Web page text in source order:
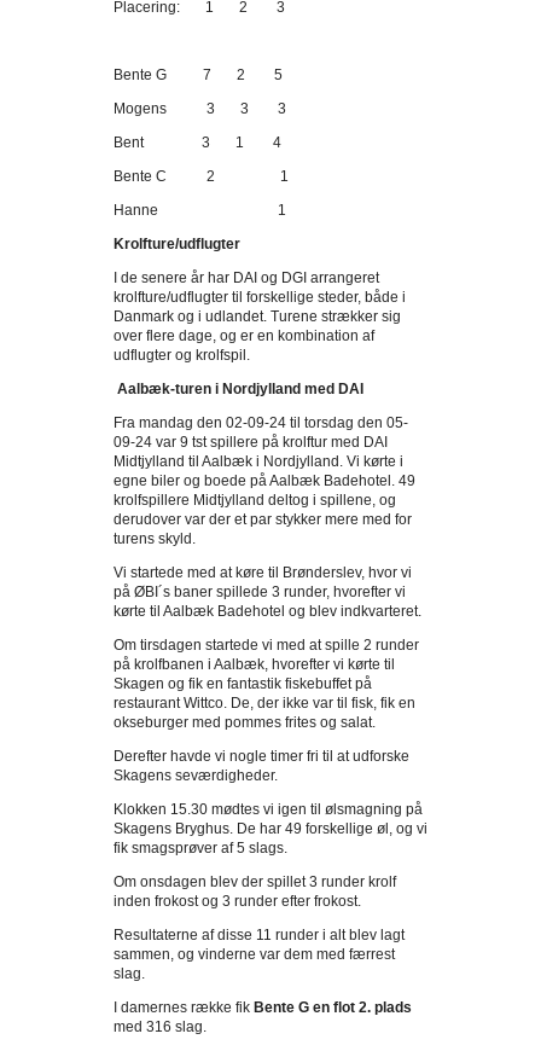
Placering: 1 2 3
Bente G 7 2 5
Mogens 3 3 3
Bent 3 1 4
Bente C 2 1
Hanne 1
Krolfture/udflugter
I de senere år har DAI og DGI arrangeret
krolfture/udflugter til forskellige steder, både i
Danmark og i udlandet. Turene strækker sig
over flere dage, og er en kombination af
udflugter og krolfspil.
Aalbæk-turen i Nordjylland med DAI
Fra mandag den 02-09-24 til torsdag den 05-
09-24 var 9 tst spillere på krolftur med DAI
Midtjylland til Aalbæk i Nordjylland. Vi kørte i
egne biler og boede på Aalbæk Badehotel. 49
krolfspillere Midtjylland deltog i spillene, og
derudover var der et par stykker mere med for
turens skyld.
Vi startede med at køre til Brønderslev, hvor vi
på ØBI´s baner spillede 3 runder, hvorefter vi
kørte til Aalbæk Badehotel og blev indkvarteret.
Om tirsdagen startede vi med at spille 2 runder
på krolfbanen i Aalbæk, hvorefter vi kørte til
Skagen og fik en fantastik fiskebuffet på
restaurant Wittco. De, der ikke var til fisk, fik en
okseburger med pommes frites og salat.
Derefter havde vi nogle timer fri til at udforske
Skagens seværdigheder.
Klokken 15.30 mødtes vi igen til ølsmagning på
Skagens Bryghus. De har 49 forskellige øl, og vi
fik smagsprøver af 5 slags.
Om onsdagen blev der spillet 3 runder krolf
inden frokost og 3 runder efter frokost.
Resultaterne af disse 11 runder i alt blev lagt
sammen, og vinderne var dem med færrest
slag.
I damernes række fik Bente G en flot 2. plads
med 316 slag.